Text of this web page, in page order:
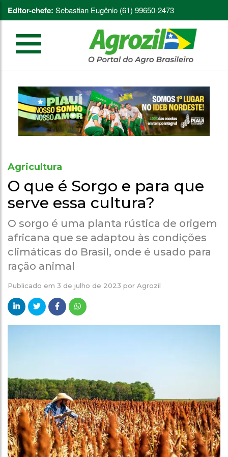
Editor-chefe: Sebastian Eugênio (61) 99650-2473
Agricultura
O que é Sorgo e para que
serve essa cultura?
O sorgo é uma planta rústica de origem
africana que se adaptou às condições
climáticas do Brasil, onde é usado para
ração animal
Publicado em 3 de julho de 2023 por Agrozil